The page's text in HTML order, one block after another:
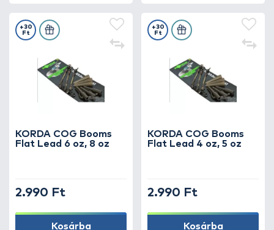
KORDA COG Booms
Flat Lead 6 oz, 8 oz
+30
Ft
2.990 Ft
Kosárba
KORDA COG Booms
Flat Lead 4 oz, 5 oz
+30
Ft
2.990 Ft
Kosárba